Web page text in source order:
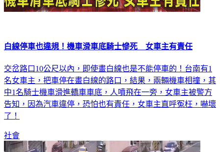
白線停車也違規！機車滑車底騎士慘死 女車主有責任
交岔路口10公尺以內，即使畫白線也是不能停車的！台南有1
名女車主，把車停在畫白線的路口，結果，兩輛機車相撞，其
中1名騎士機車滑進轎車車底，人噴飛在一旁，女車主被警方
告知，因為汽車違停，恐怕也有責任，女車主直呼冤枉，嚇壞
了！
社會